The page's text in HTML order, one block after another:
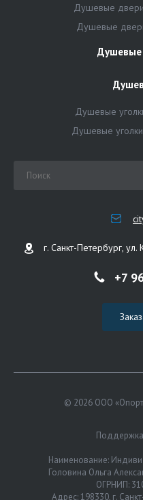
Душевые
Душевые
Душевые
Душевые
Душевые
г. Санкт-Петербург,
+7
© 2026 ООО
Наименование:
Головина Ольга
ОГРНИП:
Адрес: 198330, г.